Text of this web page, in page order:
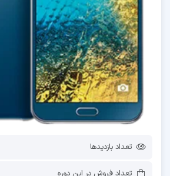
تعداد بازدیدها
تعداد فروش در این دوره